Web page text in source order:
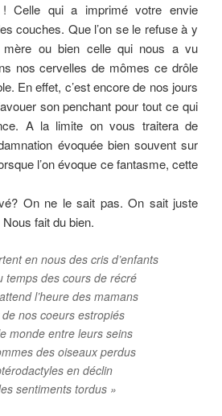
qui a imprimé votre envie
couches. Que l’on se le refuse à y
ou bien celle qui nous a vu
nos cervelles de mômes ce drôle
En effet, c’est encore de nos jours
son penchant pour tout ce qui
A la limite on vous traitera de
évoquée bien souvent sur
l’on évoque ce fantasme, cette
On ne le sait pas. On sait juste
fait du bien.
en nous des cris d’enfants
temps des cours de récré
l’heure des mamans
nos coeurs estropiés
monde entre leurs seins
des oiseaux perdus
en déclin
sentiments tordus »